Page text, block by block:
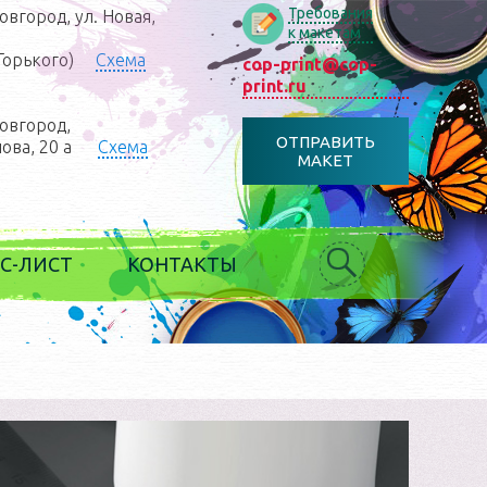
ул. Новая,
Схема
20 а
Схема
Требования
к макетам
cop-print@cop-
print.ru
ОТПРАВИТЬ
МАКЕТ
ЛИСТ КОНТАКТЫ